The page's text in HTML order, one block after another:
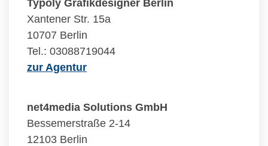
Typoly Grafikdesigner Berlin
Xantener Str. 15a
10707 Berlin
Tel.: 03088719044
zur Agentur
net4media Solutions GmbH
Bessemerstraße 2-14
12103 Berlin